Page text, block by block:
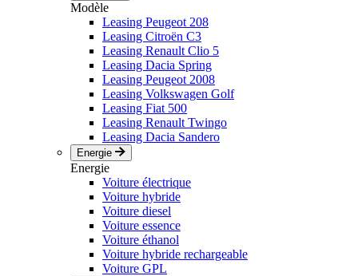
Modèle
Leasing Peugeot 208
Leasing Citroën C3
Leasing Renault Clio 5
Leasing Dacia Spring
Leasing Peugeot 2008
Leasing Volkswagen Golf
Leasing Fiat 500
Leasing Renault Twingo
Leasing Dacia Sandero
Energie
Energie
Voiture électrique
Voiture hybride
Voiture diesel
Voiture essence
Voiture éthanol
Voiture hybride rechargeable
Voiture GPL